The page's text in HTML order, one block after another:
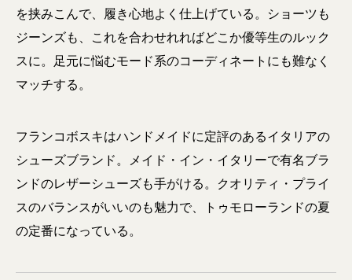
を挟みこんで、履き心地よく仕上げている。ショーツも
ジーンズも、これを合わせれればどこか優等生のルック
スに。足元に悩むモード系のコーディネートにも難なく
マッチする。
フランコボスキはハンドメイドに定評のあるイタリアの
シューズブランド。メイド・イン・イタリーで有名ブラ
ンドのレザーシューズも手がける。クオリティ・プライ
スのバランスがいいのも魅力で、トゥモローランドの夏
の定番になっている。